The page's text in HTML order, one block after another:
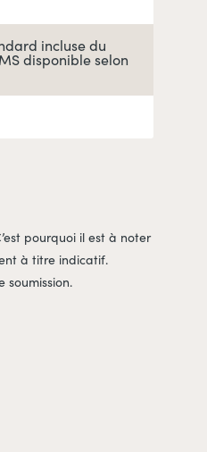
incluse du
disponible selon
pourquoi il est à noter
à titre indicatif.
soumission.